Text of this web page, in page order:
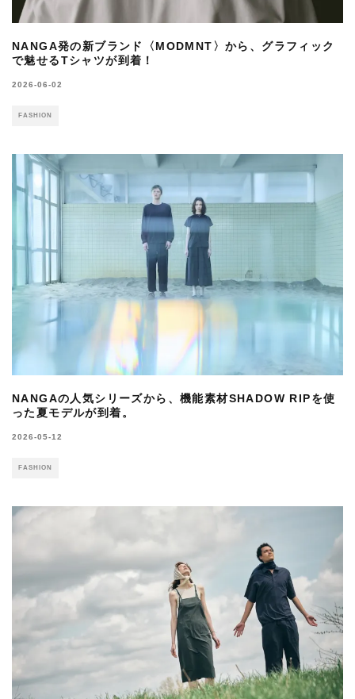
NANGA発の新ブランド〈MODMNT〉から、グラフィック
で魅せるTシャツが到着！
2026-06-02
FASHION
NANGAの人気シリーズから、機能素材SHADOW RIPを使
った夏モデルが到着。
2026-05-12
FASHION